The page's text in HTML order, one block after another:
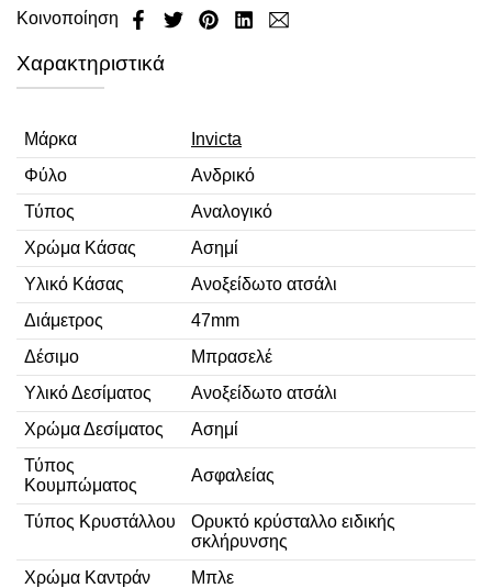
Κοινοποίηση
Χαρακτηριστικά
Μάρκα
Invicta
Φύλο
Ανδρικό
Τύπος
Αναλογικό
Χρώμα Κάσας
Ασημί
Υλικό Κάσας
Ανοξείδωτο ατσάλι
Διάμετρος
47mm
Δέσιμο
Μπρασελέ
Υλικό Δεσίματος
Ανοξείδωτο ατσάλι
Χρώμα Δεσίματος
Ασημί
Τύπος
Κουμπώματος
Ασφαλείας
Τύπος Κρυστάλλου
Ορυκτό κρύσταλλο ειδικής
σκλήρυνσης
Χρώμα Καντράν
Μπλε